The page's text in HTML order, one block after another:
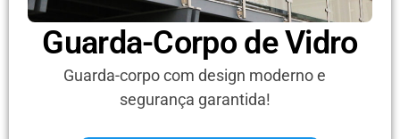
Guarda-Corpo de Vidro
Guarda-corpo com design moderno e
segurança garantida!